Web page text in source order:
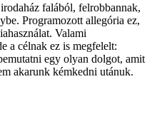
falából, felrobbannak,
Programozott allegória ez,
Valami
a célnak ez is megfelelt:
egy olyan dolgot, amit
akarunk kémkedni utánuk.